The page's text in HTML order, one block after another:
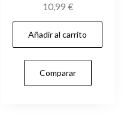
10,99 €
Añadir al carrito
Comparar